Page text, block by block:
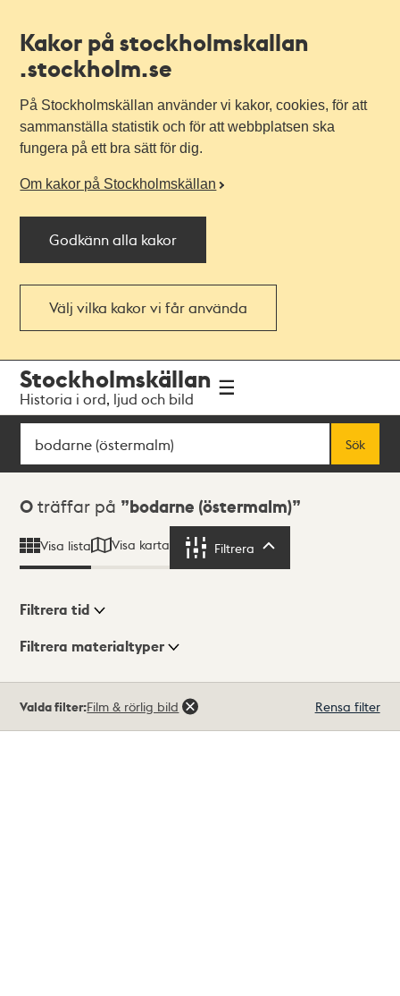
Kakor på stockholmskallan
.stockholm.se
På Stockholmskällan använder vi kakor, cookies, för att
sammanställa statistik och för att webbplatsen ska
fungera på ett bra sätt för dig.
Om kakor på Stockholmskällan
Godkänn alla kakor
Välj vilka kakor vi får använda
navigationen
huvudinnehållet
Stockholmskällan
Historia i ord, ljud och bild
Sök
Sök
Sökresultat
0 träffar på bodarne (östermalm)
Visa lista Visa karta Filtrera
Visningsläge
Filtrera tid
Filtrera materialtyper
träffar
Valda filter:Film & rörlig bild Rensa filter